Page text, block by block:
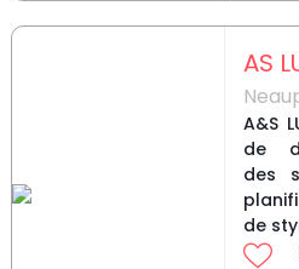
AS
A&S
de
des
de